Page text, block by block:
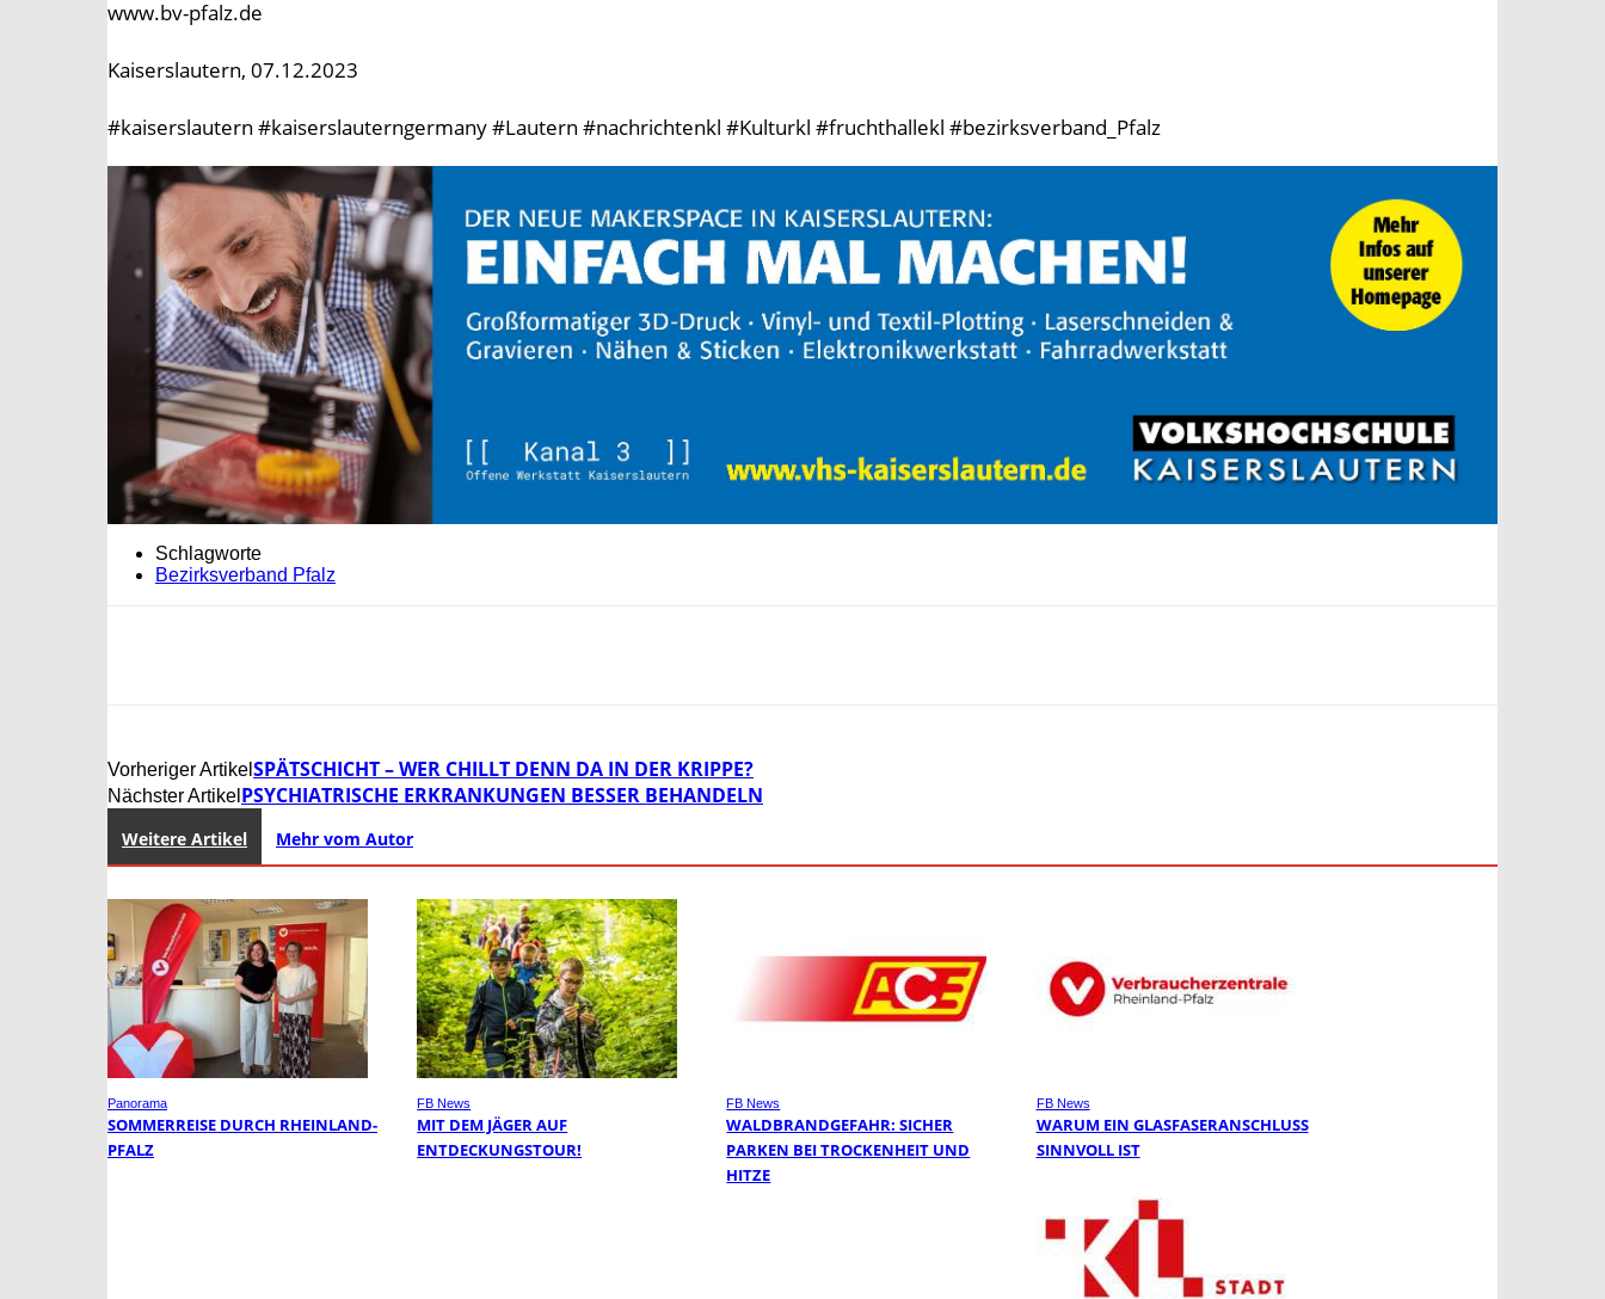
www.bv-pfalz.de
Kaiserslautern, 07.12.2023
#kaiserslautern #kaiserslauterngermany #Lautern #nachrichtenkl #Kulturkl #fruchthallekl #bezirksverband_Pfalz
Schlagworte
Bezirksverband Pfalz
Vorheriger Artikel SPÄTSCHICHT – WER CHILLT DENN DA IN DER KRIPPE?
Nächster Artikel PSYCHIATRISCHE ERKRANKUNGEN BESSER BEHANDELN
Weitere Artikel Mehr vom Autor
Panorama
SOMMERREISE DURCH RHEINLAND-
PFALZ
FB News
MIT DEM JÄGER AUF
ENTDECKUNGSTOUR!
FB News
WALDBRANDGEFAHR: SICHER
PARKEN BEI TROCKENHEIT UND
HITZE
FB News
WARUM EIN GLASFASERANSCHLUSS
SINNVOLL IST